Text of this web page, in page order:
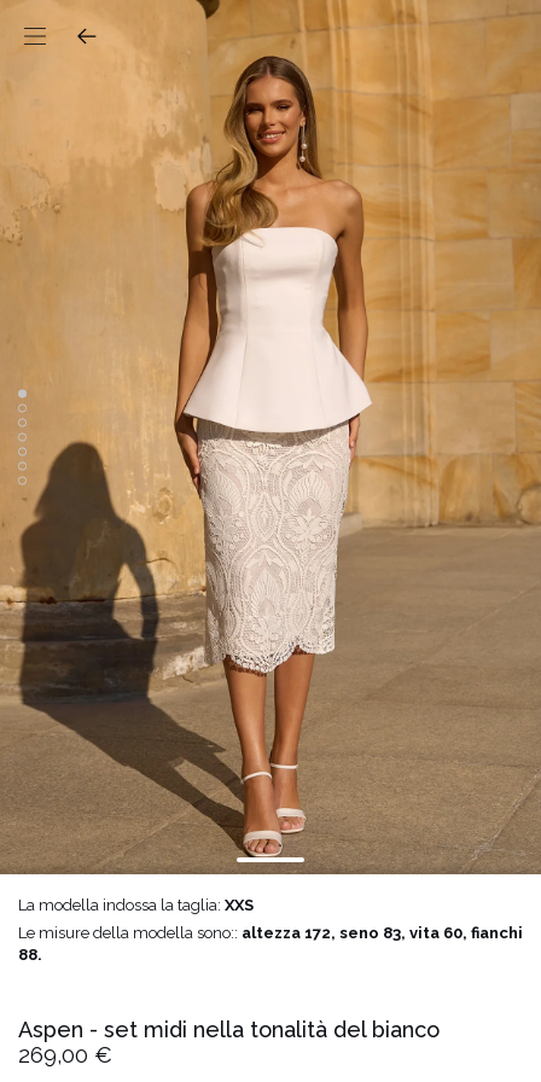
Aspen - set midi nella tonalità del bianco
269,00 €
La modella indossa la taglia: XXS
Le misure della modella sono:: altezza 172, seno 83, vita 60, fianchi
88.